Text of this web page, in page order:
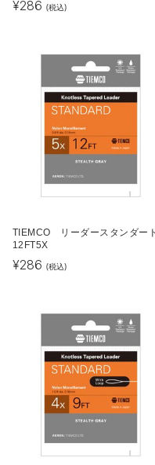
¥286 (税込)
TIEMCO リーダースタンダー
12FT5X
¥286 (税込)